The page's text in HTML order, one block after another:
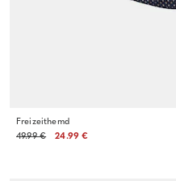
Freizeithemd
49.99 €
24.99 €